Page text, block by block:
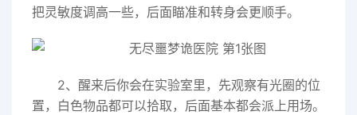
把灵敏度调高一些，后面瞄准和转身会更顺手。
2、醒来后你会在实验室里，先观察有光圈的位
置，白色物品都可以拾取，后面基本都会派上用场。